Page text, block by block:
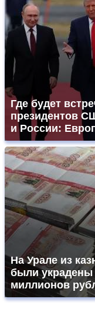
Где будет
президентов
и России:
На Урале из
были украдены
миллионов